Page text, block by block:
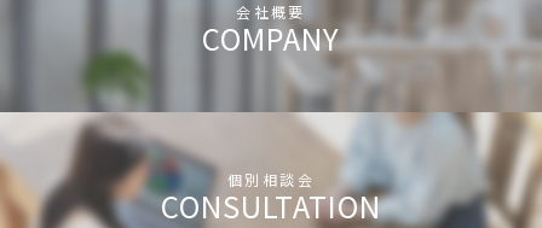
会社概要
COMPANY
個別相談会
CONSULTATION